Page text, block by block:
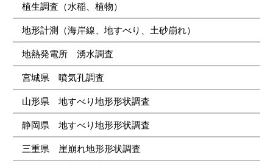
植生調査（水稲、植物）
地形計測（海岸線、地すべり、土砂崩れ）
地熱発電所 湧水調査
宮城県 噴気孔調査
山形県 地すべり地形形状調査
静岡県 地すべり地形形状調査
三重県 崖崩れ地形形状調査